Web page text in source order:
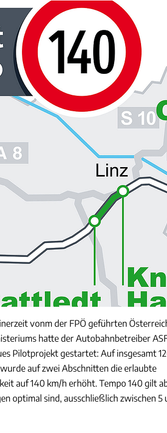
vonm der FPÖ geführten
hatte der Autobahnbetreiber
Pilotprojekt gestartet: Auf insgesamt
auf zwei Abschnitten die erlaubte
auf 140 km/h erhöht. Tempo 140 gilt
optimal sind, ausschließlich zwischen 5